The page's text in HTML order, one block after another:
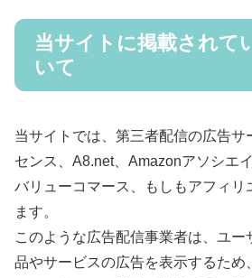
当サイトに掲載されて
いて
当サイトでは、第三者配信の広告サ
センス、A8.net、Amazonアソシエ
バリューコマース、もしもアフィリ
ます。
このような広告配信事業者は、ユ
品やサービスの広告を表示するため